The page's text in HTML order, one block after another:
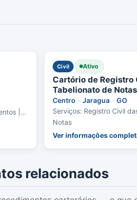
|
Civil Ativo
Cartório de Registro
Tabelionato de Notas
Centro · Jaragua · GO
Serviços: Registro Civil
Notas
Ver informações
relacionados